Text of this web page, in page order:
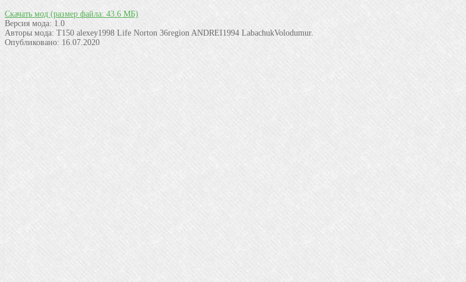
Скачать мод (размер файла: 43.6 МБ)
Версия мода: 1.0
Авторы мода: T150 alexey1998 Life Norton 36region ANDREI1994 LabachukVolodumur.
Опубликовано: 16.07.2020